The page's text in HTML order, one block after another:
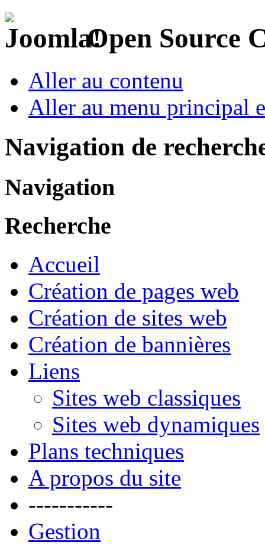
Open Source
Aller au contenu
Aller au menu principal
Navigation de
Navigation
Recherche
Accueil
Création de pages web
Création de sites web
Création de bannières
Liens
Sites web classiques
Sites web dynamiques
Plans techniques
A propos du site
-----------
Gestion